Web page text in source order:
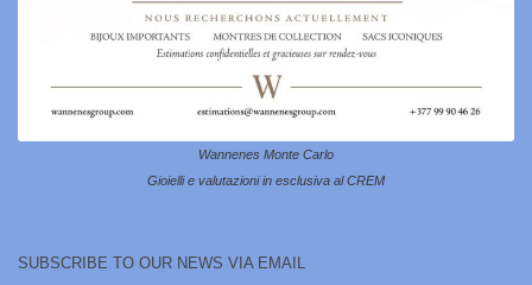
Wannenes Monte Carlo
Gioielli e valutazioni in esclusiva al CREM
SUBSCRIBE TO OUR NEWS VIA EMAIL